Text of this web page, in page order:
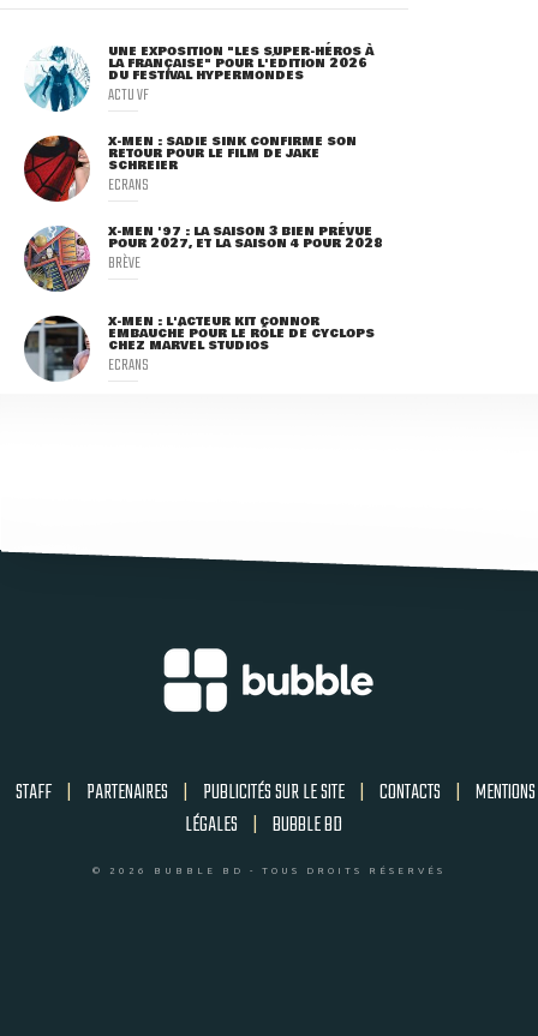
UNE EXPOSITION "LES SUPER-HÉROS À
LA FRANÇAISE" POUR L'ÉDITION 2026
DU FESTIVAL HYPERMONDES
ACTU VF
X-MEN : SADIE SINK CONFIRME SON
RETOUR POUR LE FILM DE JAKE
SCHREIER
ECRANS
X-MEN '97 : LA SAISON 3 BIEN PRÉVUE
POUR 2027, ET LA SAISON 4 POUR 2028
BRÈVE
X-MEN : L'ACTEUR KIT CONNOR
EMBAUCHÉ POUR LE RÔLE DE CYCLOPS
CHEZ MARVEL STUDIOS
ECRANS
STAFF | PARTENAIRES | PUBLICITÉS SUR LE SITE | CONTACTS | MENTIONS
LÉGALES | BUBBLE BD
© 2026 BUBBLE BD - TOUS DROITS RÉSERVÉS